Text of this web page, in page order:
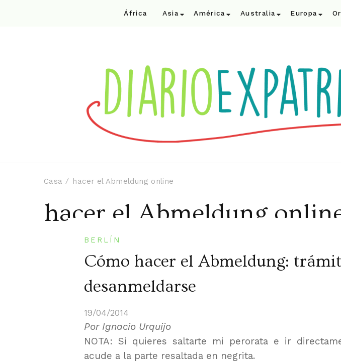
África Asia América Australia Europa
Casa hacer el Abmeldung online
hacer el Abmeldung
BERLÍN
Cómo hacer el Abmeldung:
desanmeldarse
19/04/2014
Por Ignacio Urquijo
NOTA: Si quieres saltarte mi perorata e ir
acude a la parte resaltada en negrita.